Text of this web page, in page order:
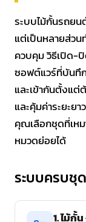
ระบบไม้กั้นรถยน
แต่เป็นหลายส่ว
ควบคุม วิธีเปิด-
ซอฟต์แวร์ที่บันทึก
และเข้ากันตั้งแต่
และคุ้มค่าระยะย
คุณเลือกชุดที่เหม
หมวดย่อยได้
ระบบครบชุ
1. ไม้กั้